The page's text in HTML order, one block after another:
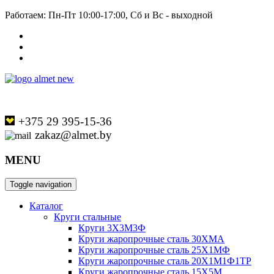
Работаем: Пн-Пт 10:00-17:00, Сб и Вс - выходной
+375 29 395-15-36
zakaz@almet.by
MENU
Toggle navigation
Каталог
Круги стальные
Круги 3Х3М3Ф
Круги жаропрочные сталь 30ХМА
Круги жаропрочные сталь 25Х1МФ
Круги жаропрочные сталь 20Х1М1Ф1ТР